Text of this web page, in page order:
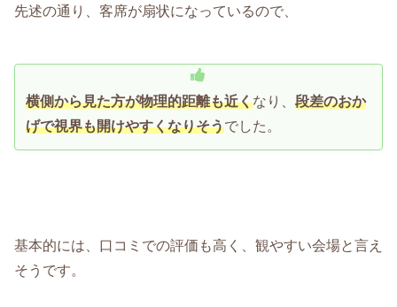
先述の通り、客席が扇状になっているので、
横側から見た方が物理的距離も近くなり、 段差のおか
げで視界も開けやすくなりそうでした。
基本的には、口コミでの評価も高く、観やすい会場と言え
そうです。